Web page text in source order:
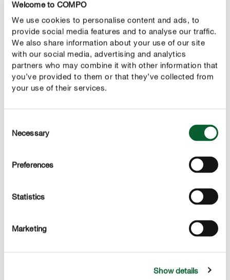
Welcome to COMPO
We use cookies to personalise content and ads, to
provide social media features and to analyse our traffic.
We also share information about your use of our site
with our social media, advertising and analytics
partners who may combine it with other information that
you’ve provided to them or that they’ve collected from
your use of their services.
Selection
Necessary
Preferences
Statistics
Marketing
Show details
en niet veel later komt daaruit de tweede generatie van
rozenzaagwespen. Rozenzaagwespen komen het meest
voor op droge standplaatsen.
BESTRIJDING
Zo bestrijd je rozenzaagwespen
aantal larven kan je deze eenvoudigweg verzamelen. Bij
een sterke aantasting is bestrijding noodzakelijk. Bespuit
zichtbaar nat is.
assortiment.
Lees meer over de verzorging van rozen